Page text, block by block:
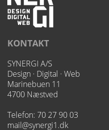
KONTAKT
SYNERGI A/S
Design · Digital · Web
Marinebuen 11
4700 Næstved
Telefon: 70 27 90 03
mail@synergi1.dk